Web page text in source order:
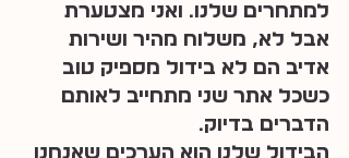
למתחרים שלנו. ואני מצטערת
אבל לא, משלוח מהיר ושירות
אדיב הם לא בידול מספיק טוב
כשכל אתר שני מתחייב לאותם
הדברים בדיוק.
הבידול שלנו הוא הערכים שאנחנו